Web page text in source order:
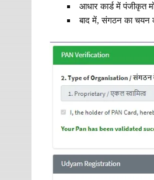
आधार कार्ड में पंजीकृत
बाद में, संगठन का चयन